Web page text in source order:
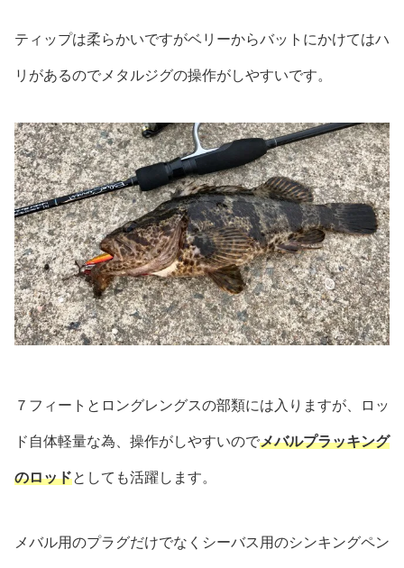
ティップは柔らかいですがベリーからバットにかけてはハ
リがあるのでメタルジグの操作がしやすいです。
７フィートとロングレングスの部類には入りますが、ロッ
ド自体軽量な為、操作がしやすいのでメバルプラッキング
のロッドとしても活躍します。
メバル用のプラグだけでなくシーバス用のシンキングペン